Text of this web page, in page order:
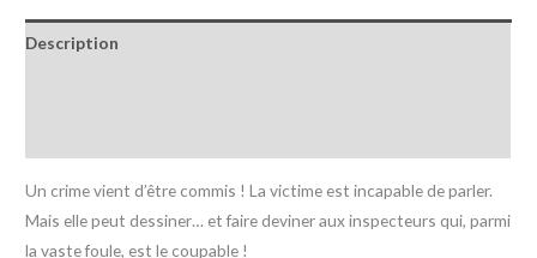
Description
Un crime vient d’être commis ! La victime est incapable de parler.
Mais elle peut dessiner… et faire deviner aux inspecteurs qui, parmi
la vaste foule, est le coupable !